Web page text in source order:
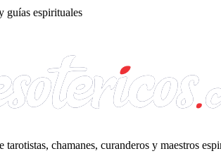
guías espirituales
chamanes, curanderos y maestros